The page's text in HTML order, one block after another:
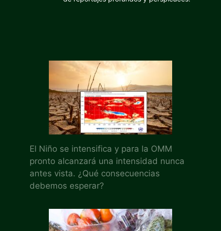
El Niño se intensifica y para la OMM
pronto alcanzará una intensidad nunca
antes vista. ¿Qué consecuencias
debemos esperar?